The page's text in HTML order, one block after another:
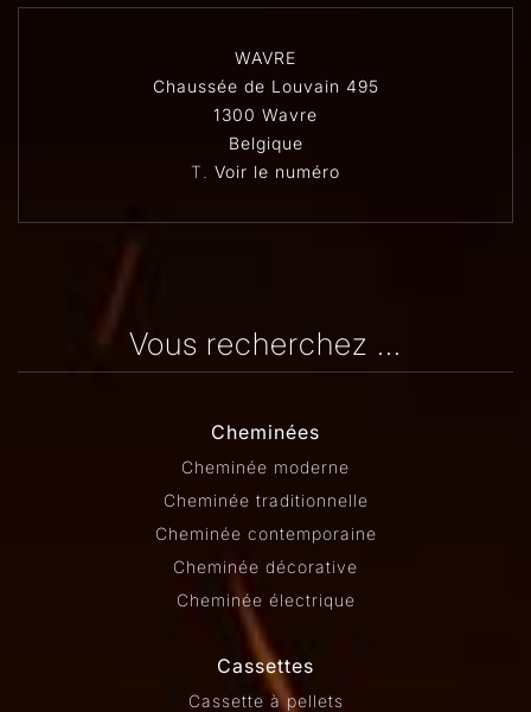
WAVRE
Chaussée de Louvain 495
1300 Wavre
Belgique
T. Voir le numéro
Vous recherchez ...
Cheminées
Cheminée moderne
Cheminée traditionnelle
Cheminée contemporaine
Cheminée décorative
Cheminée électrique
Cassettes
Cassette à pellets